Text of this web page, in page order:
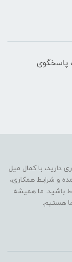
از ساعت 8 صبح تا 20 شب پاسخگوی
دارید، با کمال میل
و شرایط همکاری،
باشید. ما همیشه
هستیم.